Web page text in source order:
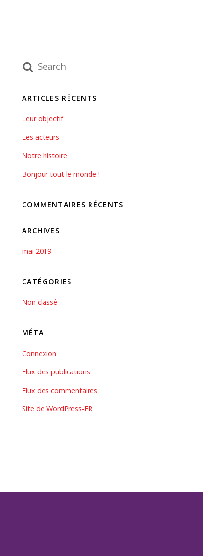
ARTICLES RÉCENTS
Leur objectif
Les acteurs
Notre histoire
Bonjour tout le monde !
COMMENTAIRES RÉCENTS
ARCHIVES
mai 2019
CATÉGORIES
Non classé
MÉTA
Connexion
Flux des publications
Flux des commentaires
Site de WordPress-FR